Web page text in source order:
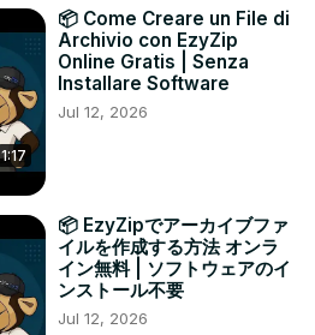
1:17
📦 Come Creare un File di
Archivio con EzyZip
Online Gratis | Senza
Installare Software
Jul 12, 2026
📦 EzyZipでアーカイブファ
イルを作成する方法 オンラ
イン無料 | ソフトウェアのイ
ンストール不要
Jul 12, 2026